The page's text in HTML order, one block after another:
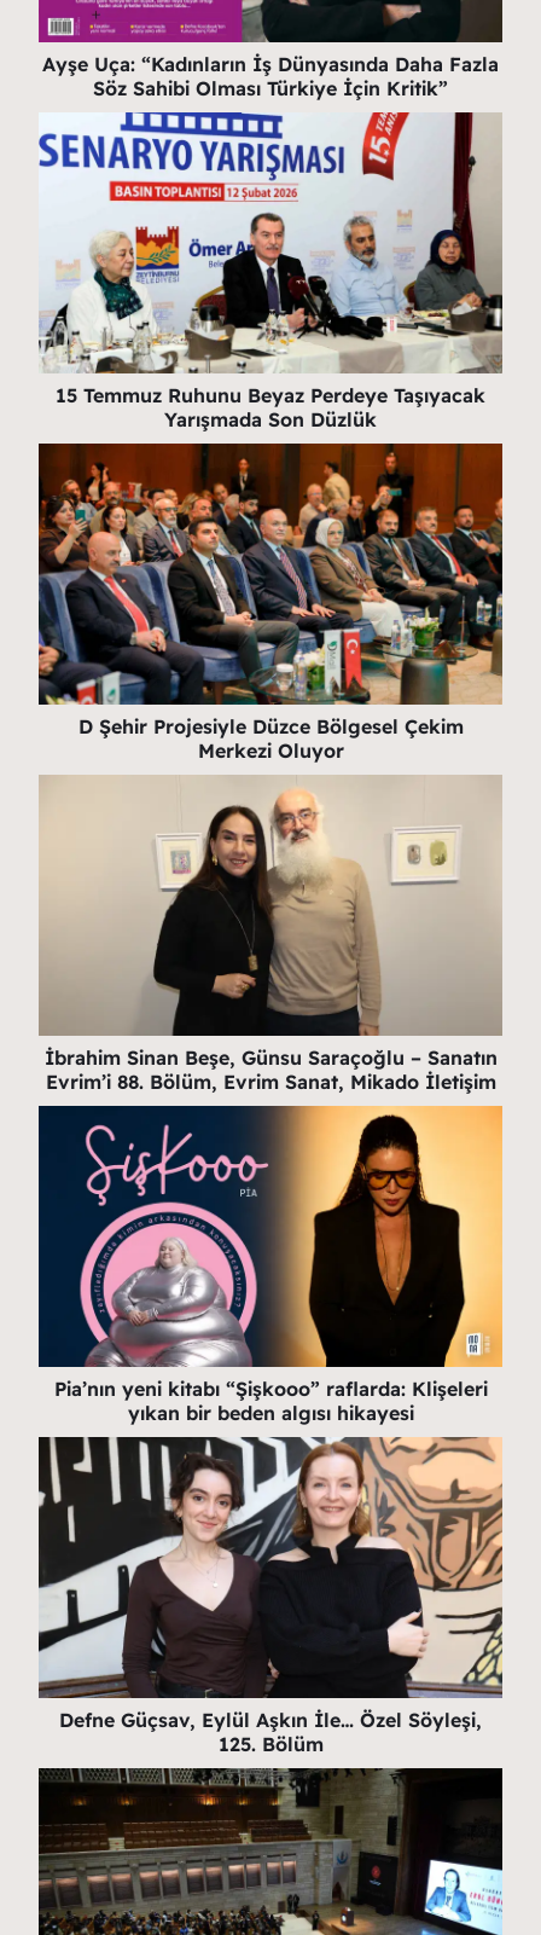
Ayşe Uça: “Kadınların İş Dünyasında Daha Fazla
Söz Sahibi Olması Türkiye İçin Kritik”
15 Temmuz Ruhunu Beyaz Perdeye Taşıyacak
Yarışmada Son Düzlük
D Şehir Projesiyle Düzce Bölgesel Çekim
Merkezi Oluyor
İbrahim Sinan Beşe, Günsu Saraçoğlu – Sanatın
Evrim’i 88. Bölüm, Evrim Sanat, Mikado İletişim
Pia’nın yeni kitabı “Şişkooo” raflarda: Klişeleri
yıkan bir beden algısı hikayesi
Defne Güçsav, Eylül Aşkın İle… Özel Söyleşi,
125. Bölüm